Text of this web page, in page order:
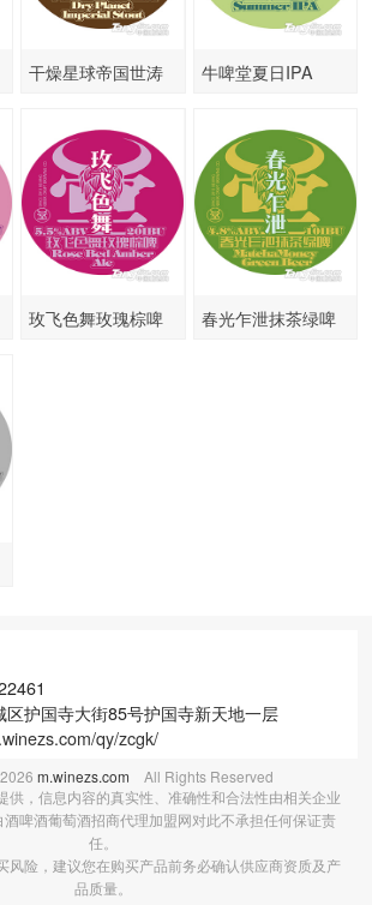
干燥星球帝国世涛 牛啤堂夏日IPA
玫飞色舞玫瑰棕啤 春光乍泄抹茶绿啤
护国寺大街85号护国寺新天地一层
qy/zcgk/
2026 m.winezs.com All Rights Reserved
供，信息内容的真实性、准确性和合法性由相关企业
啤酒葡萄酒招商代理加盟网对此不承担任何保证责
任。
风险，建议您在购买产品前务必确认供应商资质及产
品质量。